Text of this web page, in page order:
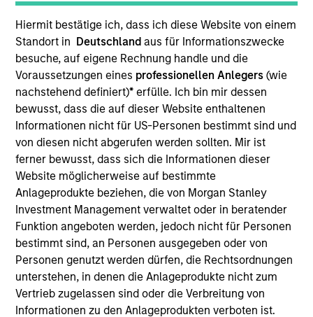
Hiermit bestätige ich, dass ich diese Website von einem
Standort in Deutschland aus für Informationszwecke
besuche, auf eigene Rechnung handle und die
Voraussetzungen eines professionellen Anlegers(wie
nachstehend definiert)* erfülle. Ich bin mir dessen
bewusst, dass die auf dieser Website enthaltenen
Informationen nicht für US-Personen bestimmt sind und
von diesen nicht abgerufen werden sollten. Mir ist
ferner bewusst, dass sich die Informationen dieser
Website möglicherweise auf bestimmte
Anlageprodukte beziehen, die von Morgan Stanley
Investment Management verwaltet oder in beratender
Funktion angeboten werden, jedoch nicht für Personen
bestimmt sind, an Personen ausgegeben oder von
Personen genutzt werden dürfen, die Rechtsordnungen
unterstehen, in denen die Anlageprodukte nicht zum
Vertrieb zugelassen sind oder die Verbreitung von
Informationen zu den Anlageprodukten verboten ist.
Dima is a quantitative analyst for the AIP Hedge
Fund Solutions Team at Morgan Stanley Investment
Management, focusing on hedge fund and
alternative lending investments. He joined Morgan
Stanley Investment Management in 2004 and has
19 years of industry experience. Prior to his current
role, Dima was a Morgan Stanley IT associate. Prior
to joining the firm, he was a senior software
engineer at iCarnegie, an e-learning company
affiliated with Carnegie Mellon University and an
R&D software engineer at Sonic Foundry. Dima
received an M.S. in applied mathematics /
computer science from St. Petersburg State
Polytechnic University and holds the Chartered
Financial Analyst designation.